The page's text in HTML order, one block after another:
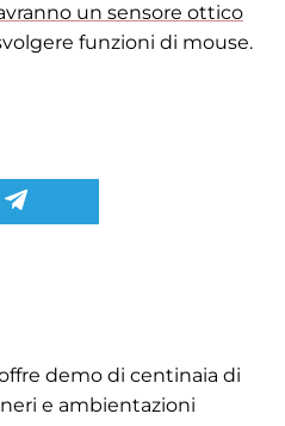
un sensore ottico
funzioni di mouse.
demo di centinaia di
e ambientazioni